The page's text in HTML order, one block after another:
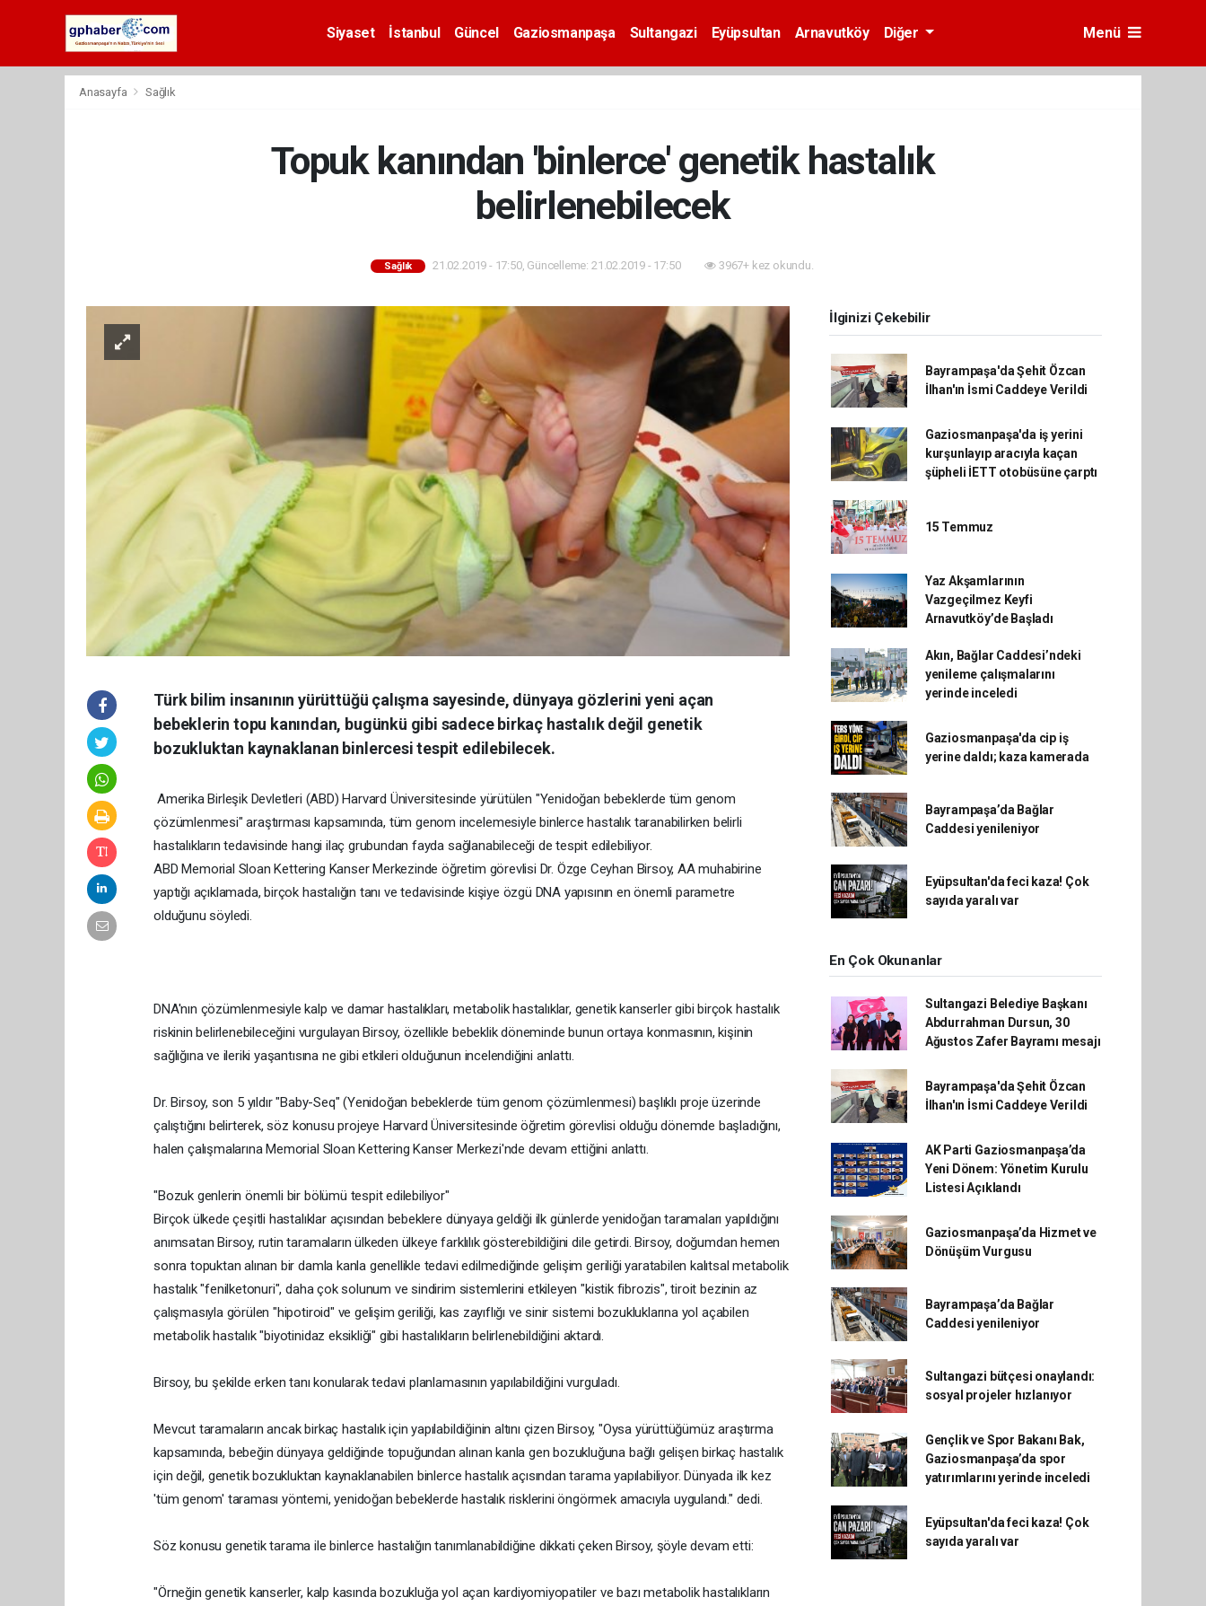
Siyaset İstanbul Güncel Gaziosmanpaşa Sultangazi Eyüpsultan Arnavutköy Diğer Menü
Anasayfa Sağlık
Topuk kanından 'binlerce' genetik hastalık
belirlenebilecek
Sağlık 21.02.2019 - 17:50, Güncelleme: 21.02.2019 - 17:50 3967+ kez okundu.
Türk bilim insanının yürüttüğü çalışma sayesinde, dünyaya gözlerini yeni açan
bebeklerin topu kanından, bugünkü gibi sadece birkaç hastalık değil genetik
bozukluktan kaynaklanan binlercesi tespit edilebilecek.
Amerika Birleşik Devletleri (ABD) Harvard Üniversitesinde yürütülen "Yenidoğan bebeklerde tüm genom
çözümlenmesi" araştırması kapsamında, tüm genom incelemesiyle binlerce hastalık taranabilirken belirli
hastalıkların tedavisinde hangi ilaç grubundan fayda sağlanabileceği de tespit edilebiliyor.
ABD Memorial Sloan Kettering Kanser Merkezinde öğretim görevlisi Dr. Özge Ceyhan Birsoy, AA muhabirine
yaptığı açıklamada, birçok hastalığın tanı ve tedavisinde kişiye özgü DNA yapısının en önemli parametre
olduğunu söyledi.
DNA'nın çözümlenmesiyle kalp ve damar hastalıkları, metabolik hastalıklar, genetik kanserler gibi birçok hastalık
riskinin belirlenebileceğini vurgulayan Birsoy, özellikle bebeklik döneminde bunun ortaya konmasının, kişinin
sağlığına ve ileriki yaşantısına ne gibi etkileri olduğunun incelendiğini anlattı.
Dr. Birsoy, son 5 yıldır "Baby-Seq" (Yenidoğan bebeklerde tüm genom çözümlenmesi) başlıklı proje üzerinde
çalıştığını belirterek, söz konusu projeye Harvard Üniversitesinde öğretim görevlisi olduğu dönemde başladığını,
halen çalışmalarına Memorial Sloan Kettering Kanser Merkezi'nde devam ettiğini anlattı.
"Bozuk genlerin önemli bir bölümü tespit edilebiliyor"
Birçok ülkede çeşitli hastalıklar açısından bebeklere dünyaya geldiği ilk günlerde yenidoğan taramaları yapıldığını
anımsatan Birsoy, rutin taramaların ülkeden ülkeye farklılık gösterebildiğini dile getirdi. Birsoy, doğumdan hemen
sonra topuktan alınan bir damla kanla genellikle tedavi edilmediğinde gelişim geriliği yaratabilen kalıtsal metabolik
hastalık "fenilketonuri", daha çok solunum ve sindirim sistemlerini etkileyen "kistik fibrozis", tiroit bezinin az
çalışmasıyla görülen "hipotiroid" ve gelişim geriliği, kas zayıflığı ve sinir sistemi bozukluklarına yol açabilen
metabolik hastalık "biyotinidaz eksikliği" gibi hastalıkların belirlenebildiğini aktardı.
Birsoy, bu şekilde erken tanı konularak tedavi planlamasının yapılabildiğini vurguladı.
Mevcut taramaların ancak birkaç hastalık için yapılabildiğinin altını çizen Birsoy, "Oysa yürüttüğümüz araştırma
kapsamında, bebeğin dünyaya geldiğinde topuğundan alınan kanla gen bozukluğuna bağlı gelişen birkaç hastalık
için değil, genetik bozukluktan kaynaklanabilen binlerce hastalık açısından tarama yapılabiliyor. Dünyada ilk kez
'tüm genom' taraması yöntemi, yenidoğan bebeklerde hastalık risklerini öngörmek amacıyla uygulandı." dedi.
Söz konusu genetik tarama ile binlerce hastalığın tanımlanabildiğine dikkati çeken Birsoy, şöyle devam etti:
"Örneğin genetik kanserler, kalp kasında bozukluğa yol açan kardiyomiyopatiler ve bazı metabolik hastalıkların
İlginizi Çekebilir
Bayrampaşa'da Şehit Özcan
İlhan'ın İsmi Caddeye Verildi
Gaziosmanpaşa'da iş yerini
kurşunlayıp aracıyla kaçan
şüpheli İETT otobüsüne çarptı
15 Temmuz
Yaz Akşamlarının
Vazgeçilmez Keyfi
Arnavutköy’de Başladı
Akın, Bağlar Caddesi’ndeki
yenileme çalışmalarını
yerinde inceledi
Gaziosmanpaşa'da cip iş
yerine daldı; kaza kamerada
Bayrampaşa’da Bağlar
Caddesi yenileniyor
Eyüpsultan'da feci kaza! Çok
sayıda yaralı var
En Çok Okunanlar
Sultangazi Belediye Başkanı
Abdurrahman Dursun, 30
Ağustos Zafer Bayramı mesajı
Bayrampaşa'da Şehit Özcan
İlhan'ın İsmi Caddeye Verildi
AK Parti Gaziosmanpaşa’da
Yeni Dönem: Yönetim Kurulu
Listesi Açıklandı
Gaziosmanpaşa’da Hizmet ve
Dönüşüm Vurgusu
Bayrampaşa’da Bağlar
Caddesi yenileniyor
Sultangazi bütçesi onaylandı:
sosyal projeler hızlanıyor
Gençlik ve Spor Bakanı Bak,
Gaziosmanpaşa’da spor
yatırımlarını yerinde inceledi
Eyüpsultan'da feci kaza! Çok
sayıda yaralı var